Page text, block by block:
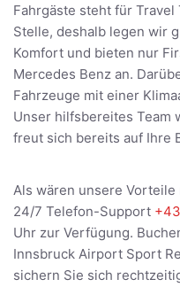
Fahrgäste steht für
Stelle, deshalb legen wir
Komfort und bieten nur
Mercedes Benz an.
Fahrzeuge mit einer
Unser hilfsbereites Team
freut sich bereits auf Ihre
Als wären unsere
24/7 Telefon-Support
Uhr zur Verfügung.
Innsbruck Airport Sport
sichern Sie sich